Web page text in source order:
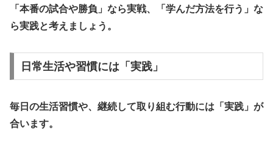
「本番の試合や勝負」なら実戦、「学んだ方法を行う」な
ら実践と考えましょう。
日常生活や習慣には「実践」
毎日の生活習慣や、継続して取り組む行動には「実践」が
合います。